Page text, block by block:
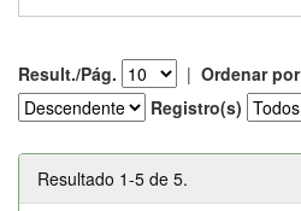
Result./Pág. | Ordenar por
Registro(s)
Resultado 1-5 de 5.